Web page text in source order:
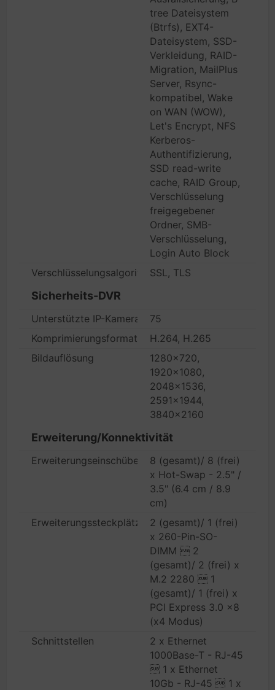
tree Dateisystem
(Btrfs), EXT4-
Dateisystem, SSD-
Verkleidung, RAID-
Migration, MailPlus
Server, Rsync-
kompatibel, Wake
on WAN (WOW),
Let's Encrypt, NFS
Kerberos-
Authentifizierung,
SSD read-write
cache, RAID Group,
Verschlüsselung
freigegebener
Ordner, SMB-
Verschlüsselung,
Login Auto Block
VerschlüsselungsalgorithmusSSL, TLS
Sicherheits-DVR
Unterstützte IP-Kameras
75
Komprimierungsformat
H.264, H.265
Bildauflösung
1280x720,
1920x1080,
2048x1536,
2591x1944,
3840x2160
Erweiterung/Konnektivität
Erweiterungseinschübe
8 (gesamt)/ 8 (frei)
x Hot-Swap - 2.5" /
3.5" (6.4 cm / 8.9
cm)
Erweiterungssteckplätze
2 (gesamt)/ 1 (frei)
x 260-Pin-SO-
DIMM  2
(gesamt)/ 2 (frei) x
M.2 2280  1
(gesamt)/ 1 (frei) x
PCI Express 3.0 x8
(x4 Modus)
Schnittstellen
2 x Ethernet
1000Base-T - RJ-45
 1 x Ethernet
10Gb - RJ-45  1 x